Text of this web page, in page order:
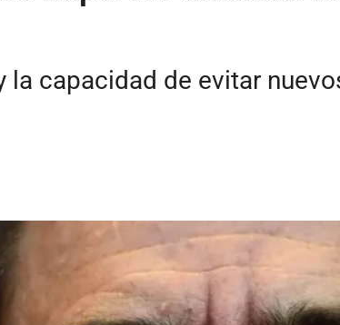
capacidad de evitar